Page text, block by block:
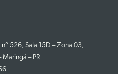
526, Sala 15D – Zona 03,
– PR